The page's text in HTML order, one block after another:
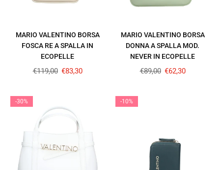
MARIO VALENTINO BORSA
FOSCA RE A SPALLA IN
ECOPELLE
Prezzo
€119,00 €83,30
MARIO VALENTINO BORSA
DONNA A SPALLA MOD.
NEVER IN ECOPELLE
Prezzo
€89,00 €62,30
-30% -10%